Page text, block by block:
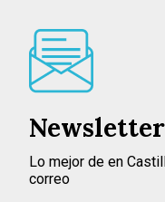
Newsletter
Lo mejor de en
correo